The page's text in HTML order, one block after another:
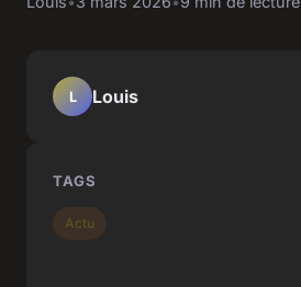
L Louis
TAGS
Actu